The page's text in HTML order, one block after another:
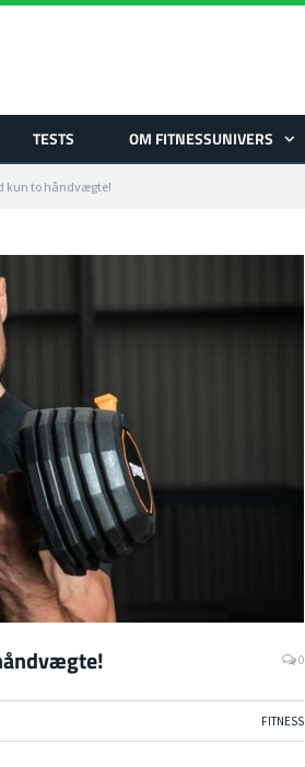
TESTS OM FITNESSUNIVERS
kun to håndvægte!
0
FITNESS